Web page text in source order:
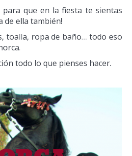
que en la fiesta te sientas
de ella también!
toalla, ropa de baño… todo eso
todo lo que pienses hacer.